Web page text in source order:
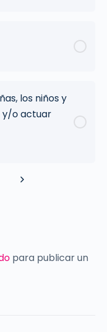
los niños y
y/o actuar
para publicar un